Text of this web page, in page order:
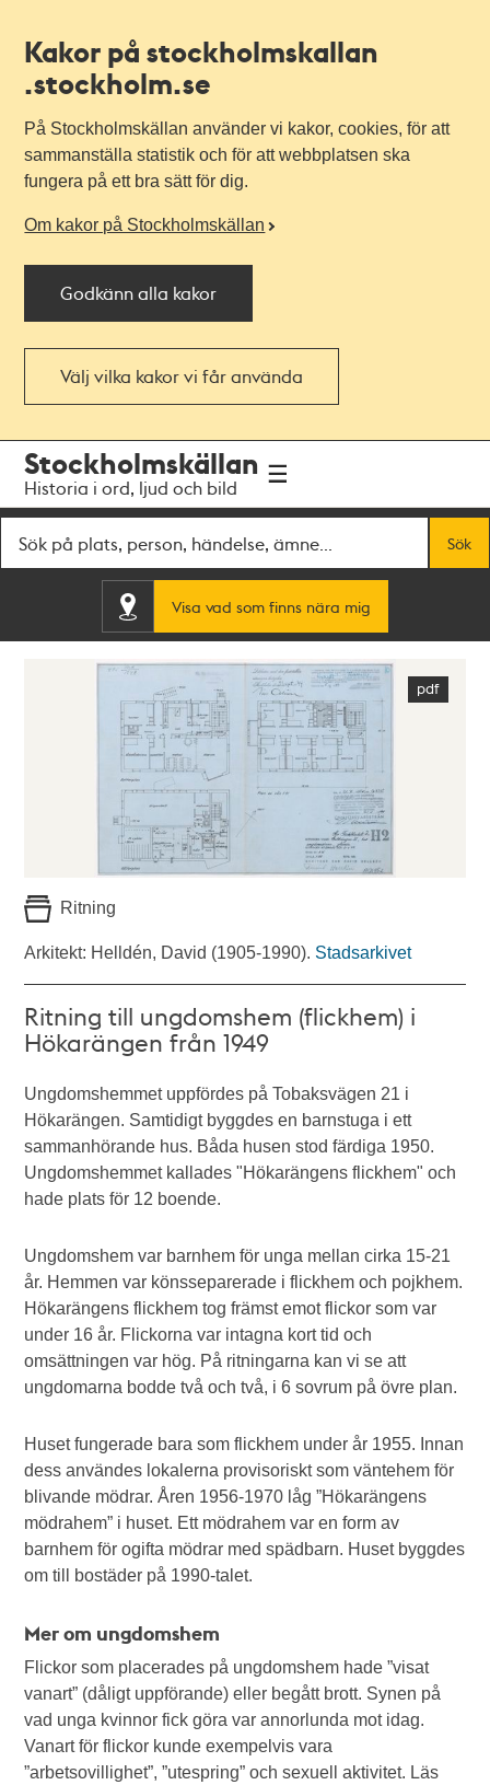
Kakor på stockholmskallan
.stockholm.se
På Stockholmskällan använder vi kakor, cookies, för att
sammanställa statistik och för att webbplatsen ska
fungera på ett bra sätt för dig.
Om kakor på Stockholmskällan
Godkänn alla kakor
Välj vilka kakor vi får använda
navigationen
huvudinnehållet
Stockholmskällan
Historia i ord, ljud och bild
Sök
Visa vad som finns nära mig
Ritning
Arkitekt: Helldén, David (1905-1990). Stadsarkivet
Ritning till ungdomshem (flickhem) i
Hökarängen från 1949
Ungdomshemmet uppfördes på Tobaksvägen 21 i
Hökarängen. Samtidigt byggdes en barnstuga i ett
sammanhörande hus. Båda husen stod färdiga 1950.
Ungdomshemmet kallades "Hökarängens flickhem" och
hade plats för 12 boende.
Ungdomshem var barnhem för unga mellan cirka 15-21
år. Hemmen var könsseparerade i flickhem och pojkhem.
Hökarängens flickhem tog främst emot flickor som var
under 16 år. Flickorna var intagna kort tid och
omsättningen var hög. På ritningarna kan vi se att
ungdomarna bodde två och två, i 6 sovrum på övre plan.
Huset fungerade bara som flickhem under år 1955. Innan
dess användes lokalerna provisoriskt som väntehem för
blivande mödrar. Åren 1956-1970 låg ”Hökarängens
mödrahem” i huset. Ett mödrahem var en form av
barnhem för ogifta mödrar med spädbarn. Huset byggdes
om till bostäder på 1990-talet.
Mer om ungdomshem
Flickor som placerades på ungdomshem hade ”visat
vanart” (dåligt uppförande) eller begått brott. Synen på
vad unga kvinnor fick göra var annorlunda mot idag.
Vanart för flickor kunde exempelvis vara
”arbetsovillighet”, ”utespring” och sexuell aktivitet. Läs